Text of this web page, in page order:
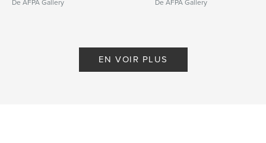
De AFPA Gallery
De AFPA Gallery
EN VOIR PLUS